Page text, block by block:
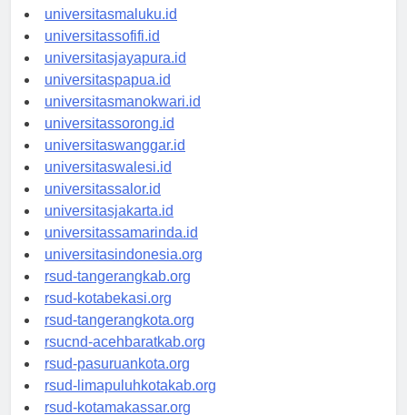
universitasambon.id
universitasmaluku.id
universitassofifi.id
universitasjayapura.id
universitaspapua.id
universitasmanokwari.id
universitassorong.id
universitaswanggar.id
universitaswalesi.id
universitassalor.id
universitasjakarta.id
universitassamarinda.id
universitasindonesia.org
rsud-tangerangkab.org
rsud-kotabekasi.org
rsud-tangerangkota.org
rsucnd-acehbaratkab.org
rsud-pasuruankota.org
rsud-limapuluhkotakab.org